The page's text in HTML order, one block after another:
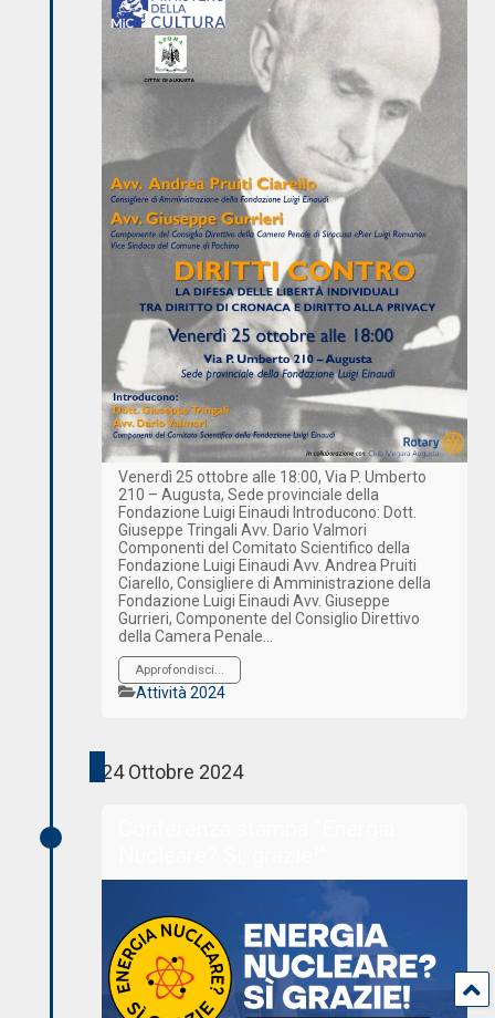
Venerdì 25 ottobre alle 18:00, Via P. Umberto
210 – Augusta, Sede provinciale della
Fondazione Luigi Einaudi Introducono: Dott.
Giuseppe Tringali Avv. Dario Valmori
Componenti del Comitato Scientifico della
Fondazione Luigi Einaudi Avv. Andrea Pruiti
Ciarello, Consigliere di Amministrazione della
Fondazione Luigi Einaudi Avv. Giuseppe
Gurrieri, Componente del Consiglio Direttivo
della Camera Penale…
Approfondisci...
Categorie
Attività 2024
24 Ottobre 2024